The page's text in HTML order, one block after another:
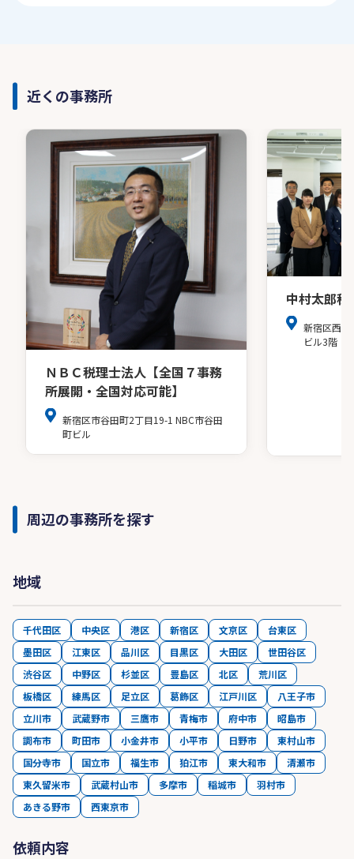
近くの事務所
ＮＢＣ税理士法人【全国７事務
所展開・全国対応可能】
新宿区市谷田町2丁目19-1 NBC市谷田
町ビル
中村太郎
新宿区西
ビル3階
周辺の事務所を探す
地域
千代田区 中央区 港区 新宿区 文京区
台東区
墨田区
江東区 品川区 目黒区 大田区
世田谷区
渋谷区
中野区 杉並区 豊島区 北区
荒川区
板橋区
練馬区 足立区 葛飾区 江戸川区
八王子市
立川市
武蔵野市 三鷹市 青梅市 府中市
昭島市
調布市
町田市 小金井市 小平市 日野市
東村山市
国分寺市
国立市 福生市 狛江市 東大和市
清瀬市
東久留米市
武蔵村山市 多摩市 稲城市
羽村市
あきる野市
西東京市
依頼内容